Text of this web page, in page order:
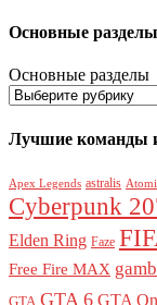
Основные разделы
Основные разделы
Лучшие команды
Apex Legends astralis
Cyberpunk
Elden Ring Faze
Free Fire MAX
GTA GTA 6 GTA